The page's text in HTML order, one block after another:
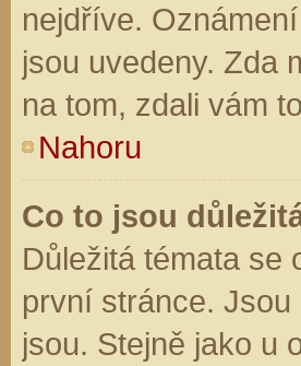
nejdříve.
jsou uvedeny. Zda
na tom, zdali vám
Nahoru
Co to jsou
Důležitá témata se
první stránce.
jsou. Stejně jako u